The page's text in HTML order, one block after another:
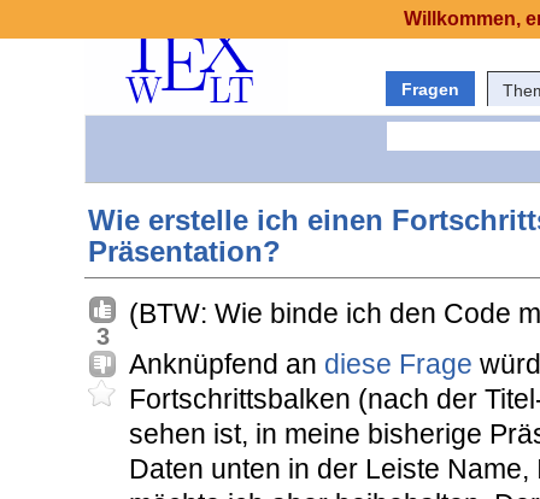
Fragen
Wie erstelle ich einen
Präsentation?
3
(BTW: Wie binde ich den Code
Anknüpfend an diese Frage
Fortschrittsbalken (nach der
sehen ist, in meine bisherige
Daten unten in der Leiste
Willkommen,